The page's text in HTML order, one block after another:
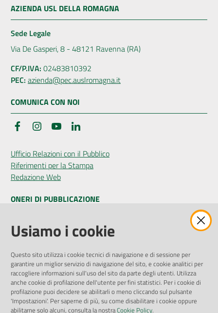
AZIENDA USL DELLA ROMAGNA
Sede Legale
Via De Gasperi, 8 - 48121 Ravenna (RA)
CF/P.IVA: 02483810392
PEC: azienda@pec.auslromagna.it
COMUNICA CON NOI
FacebookInstagramYouTube
Ufficio Relazioni con il Pubblico
Riferimenti per la Stampa
Redazione Web
ONERI DI PUBBLICAZIONE
Amministrazione Trasparente
Pubblicità legale
Privacy Policy
Attuazione Misure PNRR
Liste di Attesa
ENTI, IMPRESE E PARTNER
Usiamo i cookie
Questo sito utilizza i cookie tecnici di navigazione e di sessione per
garantire un miglior servizio di navigazione del sito, e cookie analitici per
raccogliere informazioni sull'uso del sito da parte degli utenti. Utilizza
anche cookie di profilazione dell'utente per fini statistici. Per i cookie di
profilazione puoi decidere se abilitarli o meno cliccando sul pulsante
'Impostazioni'. Per saperne di più, su come disabilitare i cookie oppure
abilitarne solo alcuni, consulta la nostraCookie Policy.